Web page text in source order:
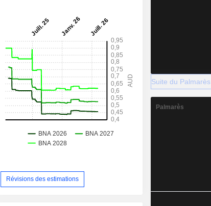
Révisions des estimations
Suite du Palmarès
Palmarès